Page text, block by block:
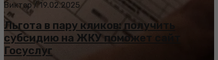
Виктор / 19.02.2025
Льгота в пару кликов: получить
субсидию на ЖКУ поможет сайт
Госуслуг